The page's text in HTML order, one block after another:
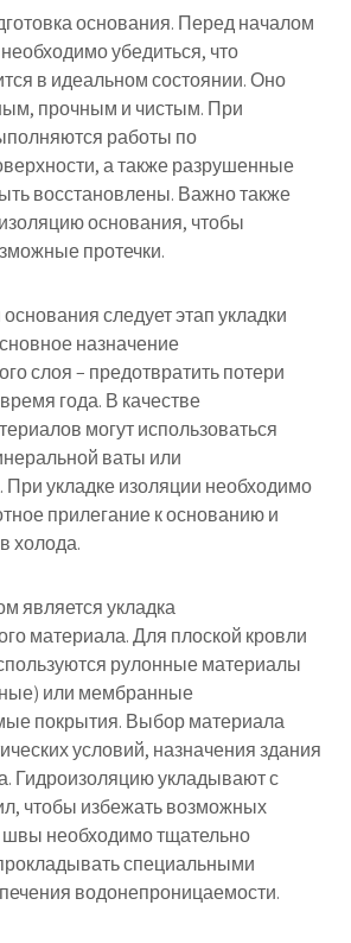
основания. Перед началом
убедиться, что
в идеальном состоянии. Оно
прочным и чистым. При
работы по
а также разрушенные
восстановлены. Важно также
основания, чтобы
протечки.
следует этап укладки
назначение
слоя – предотвратить потери
года. В качестве
могут использоваться
ваты или
При укладке изоляции необходимо
прилегание к основанию и
холода.
является укладка
материала. Для плоской кровли
рулонные материалы
или мембранные
покрытия. Выбор материала
условий, назначения здания
Гидроизоляцию укладывают с
чтобы избежать возможных
швы необходимо тщательно
специальными
водонепроницаемости.